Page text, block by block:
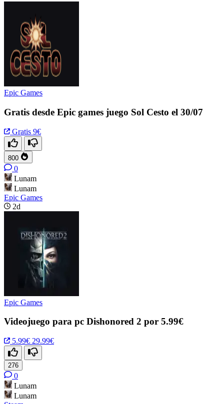
Epic Games
Gratis desde Epic games juego Sol Cesto el 30/07
Gratis 9€
800
0
Lunam
Lunam
Epic Games
2d
Epic Games
Videojuego para pc Dishonored 2 por 5.99€
5.99€ 29.99€
276
0
Lunam
Lunam